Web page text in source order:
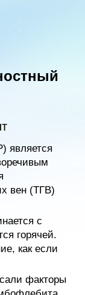
является
вен (ТГВ)
с
горячей.
как если
факторы